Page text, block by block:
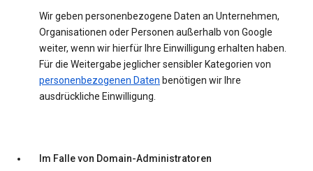
Wir geben personenbezogene Daten an Unternehmen,
Organisationen oder Personen außerhalb von Google
weiter, wenn wir hierfür Ihre Einwilligung erhalten haben.
Für die Weitergabe jeglicher sensibler Kategorien von
personenbezogenen Daten benötigen wir Ihre
ausdrückliche Einwilligung.
Im Falle von Domain-Administratoren